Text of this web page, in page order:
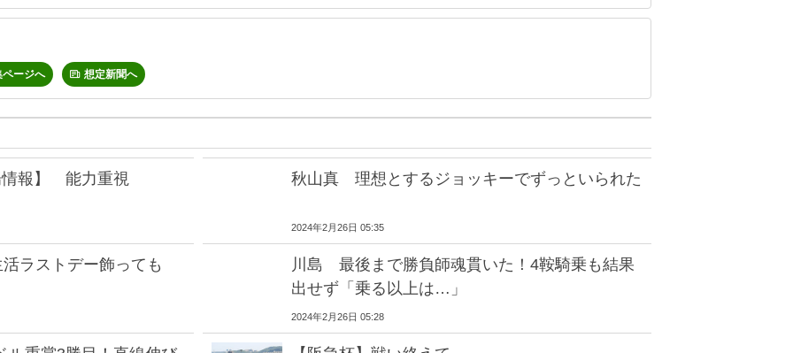
ページへ 想定新聞へ
情報】 能力重視 秋山真 理想とするジョッキーでずっといられた
2024年2月26日 05:35
ラストデー飾っても
川島 最後まで勝負師魂貫いた！4鞍騎乗も結果
出せず「乗る以上は…」
2024年2月26日 05:28